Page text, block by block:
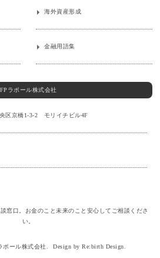
海外資産形成
金融用語集
FPラポール株式会社
区京橋1-3-2 モリイチビル4F
窓口。お金のこと未来のこと安心してご相談くださ
い。
ポール株式会社. Design by Re:birth Design.